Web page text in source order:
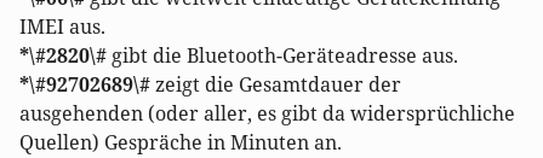
IMEI aus.
*\#2820\# gibt die Bluetooth-Geräteadresse aus.
*\#92702689\#zeigt die Gesamtdauer der
ausgehenden (oder aller, es gibt da widersprüchliche
Quellen) Gespräche in Minuten an.